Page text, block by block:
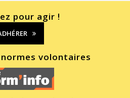
pour agir !
volontaires